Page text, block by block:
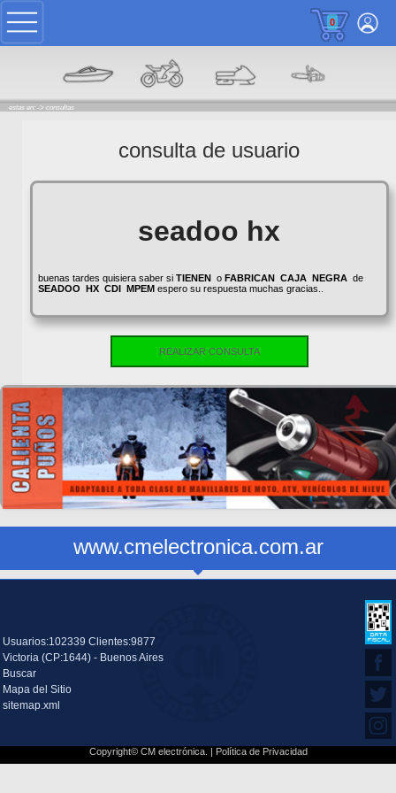
0
estas en: -> consultas
consulta de usuario
seadoo hx
buenas tardes quisiera saber si TIENENo FABRICAN CAJA NEGRAde
SEADOO HX CDI MPEMespero su respuesta muchas gracias..
REALIZAR CONSULTA
www.cmelectronica.com.ar
Usuarios:102339 Clientes:9877
Victoria (CP:1644) - Buenos Aires
Buscar
Mapa del Sitio
sitemap.xml
Copyright© CM electrónica. | Política de Privacidad